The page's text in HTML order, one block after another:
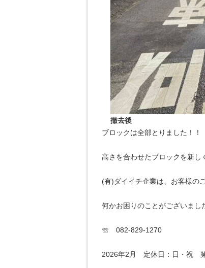
撤去後
ブロックは全部とりました！！
高さを合わせたブロックを新
(有)ダイイチ企業は、お客様の
何かお困りのことがございまし
☏ 082-829-1270
2026年2月 定休日：日・祝